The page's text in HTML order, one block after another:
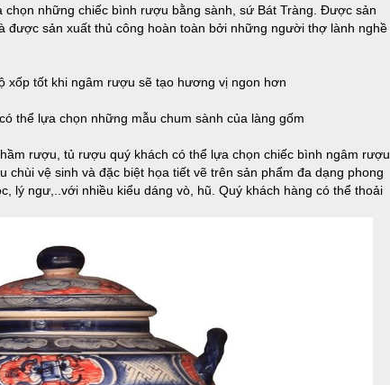
những chiếc bình rượu bằng sành, sứ Bát Tràng. Được sản
được sản xuất thủ công hoàn toàn bởi những người thợ lành nghề
xốp tốt khi ngâm rượu sẽ tạo hương vị ngon hơn
thể lựa chọn những mẫu chum sành của làng gốm
rượu, tủ rượu quý khách có thể lựa chọn chiếc bình ngâm rượu
chùi vệ sinh và đặc biệt họa tiết vẽ trên sản phẩm đa dạng phong
lý ngư,..với nhiều kiểu dáng vò, hũ. Quý khách hàng có thể thoải